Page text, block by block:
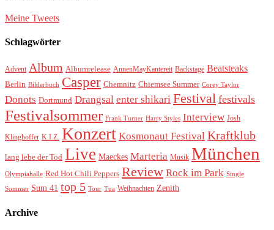
Meine Tweets
Schlagwörter
Advent Album Albumrelease AnnenMayKantereit Backstage Beatsteaks
Berlin Bilderbuch Casper Chemnitz Chiemsee Summer Corey Taylor
Donots Dortmund Drangsal enter shikari Festival festivals
Festivalsommer Frank Turner Harry Styles Interview Josh
Klinghoffer K.I.Z. Konzert Kosmonaut Festival Kraftklub
lang lebe der Tod Live Maeckes Marteria Musik München
Olympiahalle Red Hot Chili Peppers Review Rock im Park Single
Sommer Sum 41 top 5 Tour Tua Weihnachten Zenith
Archive